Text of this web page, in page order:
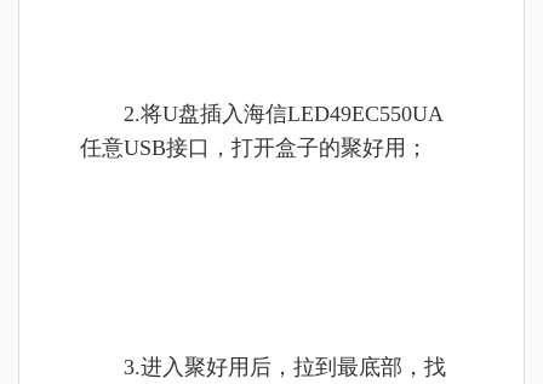
2.将U盘插入海信LED49EC550UA
任意USB接口，打开盒子的聚好用；
3.进入聚好用后，拉到最底部，找